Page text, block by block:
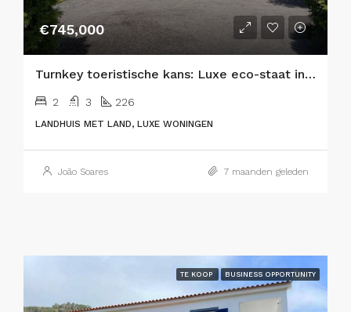
€745,000
Turnkey toeristische kans: Luxe eco-staat in het hart van de natuur
2 3 226
LANDHUIS MET LAND, LUXE WONINGEN
João Soares 7 maanden geleden
TE KOOP BUSINESS OPPORTUNITY